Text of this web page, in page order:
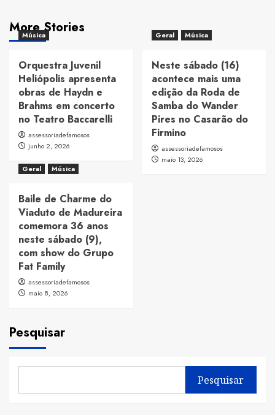
More Stories
Música
Orquestra Juvenil
Heliópolis apresenta
obras de Haydn e
Brahms em concerto
no Teatro Baccarelli
assessoriadefamosos
junho 2, 2026
Geral Música
Neste sábado (16)
acontece mais uma
edição da Roda de
Samba do Wander
Pires no Casarão do
Firmino
assessoriadefamosos
maio 13, 2026
Geral
Música
Baile de Charme do
Viaduto de Madureira
comemora 36 anos
neste sábado (9),
com show do Grupo
Fat Family
assessoriadefamosos
maio 8, 2026
Pesquisar
Pesquisar